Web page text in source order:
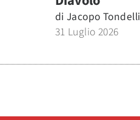
di Jacopo Tondelli
31 Luglio 2026